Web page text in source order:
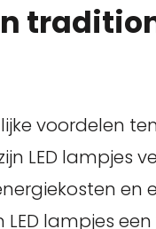
voordelen
LED lampjes
en
lampjes